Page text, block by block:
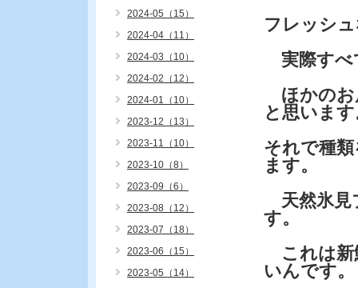
フレッシ
実際すべ
ほかのお
と思いま
それで種
ます。
天然氷見
す。
これは新
いんです。
2024-05（15）
2024-04（11）
2024-03（10）
2024-02（12）
2024-01（10）
2023-12（13）
2023-11（10）
2023-10（8）
2023-09（6）
2023-08（12）
2023-07（18）
2023-06（15）
2023-05（14）